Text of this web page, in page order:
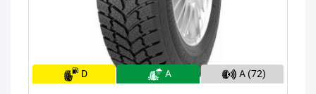
D A A (72)